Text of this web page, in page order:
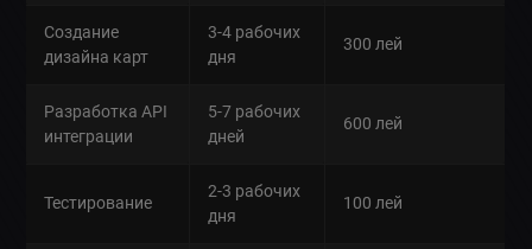
Создание
дизайна карт
3-4 рабочих
дня
300 лей
Разработка API
интеграции
5-7 рабочих
дней
600 лей
Тестирование
2-3 рабочих
дня
100 лей